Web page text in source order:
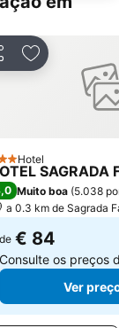
Gran Vía
Corts Catalans
Adicionar
Hotel
SAGRADA
Muito boa (5.038
a 0.3 km de Sagrada
de € 84
Consulte os preços
Ver